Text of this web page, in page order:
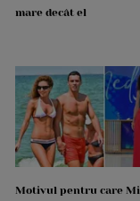
mare decât el
Motivul pentru care